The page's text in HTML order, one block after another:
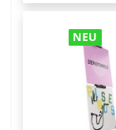
NEU